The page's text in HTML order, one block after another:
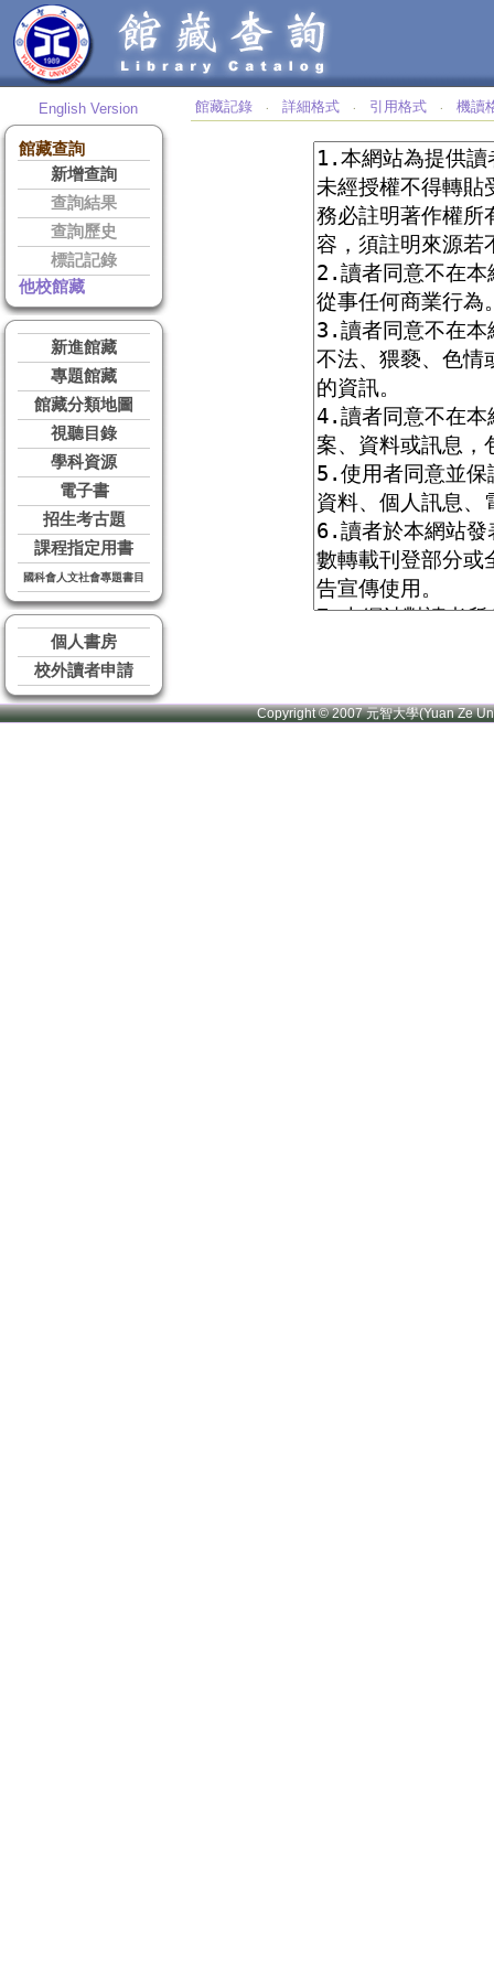
English Version
館藏查詢
新增查詢
查詢結果
查詢歷史
標記記錄
他校館藏
新進館藏
專題館藏
館藏分類地圖
視聽目錄
學科資源
電子書
招生考古題
課程指定用書
國科會人文社會專題書目
個人書房
校外讀者申請
館藏記錄 ‧ 詳細格式 ‧ 引用格式 ‧ 機讀
Copyright © 2007 元智大學(Yuan Ze